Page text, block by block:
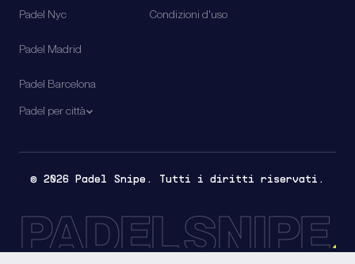
Padel Nyc
Padel Madrid
Padel Barcelona
Padel per città
Condizioni d'uso
© 2026 Padel Snipe. Tutti i diritti riservati.
PADEL SNIPE